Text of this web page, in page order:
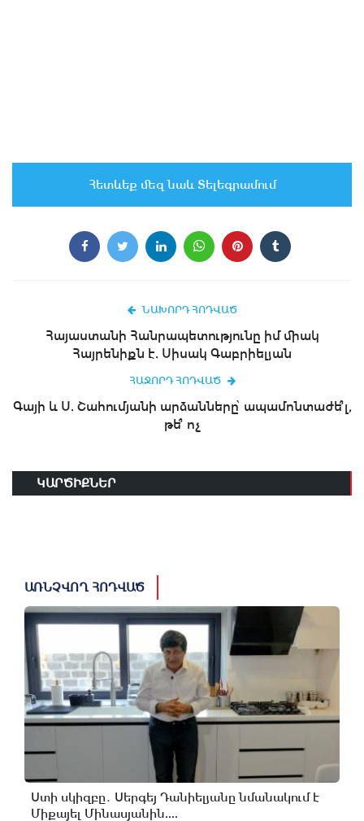
Հետևեք մեզ նաև Տելեգրամում
ՆԱԽՈՐԴ ՀՈԴՎԱԾ
Հայաստանի Հանրապետությունը իմ միակ
Հայրենիքն է. Սիսակ Գաբրիելյան
ՀԱՋՈՐԴ ՀՈԴՎԱԾ
Գայի և Ս. Շահումյանի արձանները՝ ապամոնտաժե՞լ,
թե՞ ոչ
ԿԱՐԾԻՔՆԵՐ
ԱՌՆՉՎՈՂ ՀՈԴՎԱԾ
Ստի սկիզբը․ Սերգեյ Դանիելյանը նմանակում է
Միքայել Մինասյանին....